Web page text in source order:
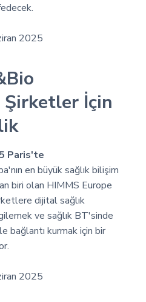
2025
İçin
Paris'te
en büyük sağlık bilişim
biri olan HIMMS Europe
dijital sağlık
ve sağlık BT'sinde
bağlantı kurmak için bir
2025